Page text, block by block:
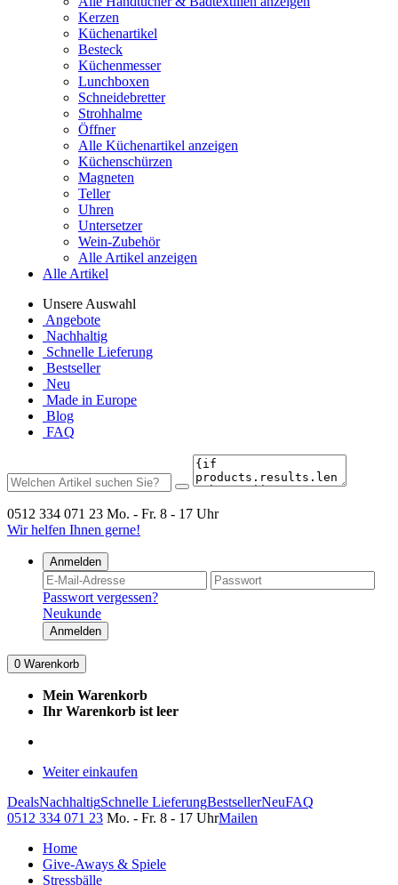
Kerzen
Küchenartikel
Besteck
Küchenmesser
Lunchboxen
Schneidebretter
Strohhalme
Öffner
Alle Küchenartikel anzeigen
Küchenschürzen
Magneten
Teller
Uhren
Untersetzer
Wein-Zubehör
Alle Artikel anzeigen
Alle Artikel
Unsere Auswahl
Angebote
Nachhaltig
Schnelle Lieferung
Bestseller
Neu
Made in Europe
Blog
FAQ
0512 334 071 23 Mo. - Fr. 8 - 17 Uhr
Wir helfen Ihnen gerne!
Anmelden
Passwort vergessen?
Neukunde
Anmelden
0 Warenkorb
Mein Warenkorb
Ihr Warenkorb ist leer
Weiter einkaufen
DealsNachhaltigSchnelle LieferungBestsellerNeuFAQ
0512 334 071 23 Mo. - Fr. 8 - 17 UhrMailen
Home
Give-Aways & Spiele
Stressbälle